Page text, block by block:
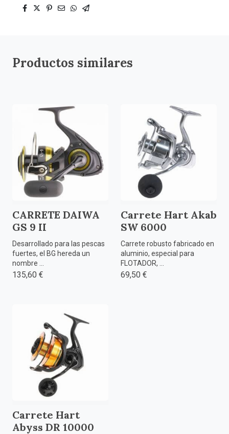
Productos similares
CARRETE DAIWA
GS 9 II
Desarrollado para las pescas
fuertes, el BG hereda un
nombre ...
135,60 €
Carrete Hart Akab
SW 6000
Carrete robusto fabricado en
aluminio, especial para
FLOTADOR, ...
69,50 €
Carrete Hart
Abyss DR 10000